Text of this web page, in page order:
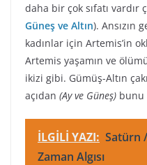
daha bir çok sıfatı vardır
Güneş ve Altın). Ansızın
kadınlar için Artemis’in
Artemis yaşamın ve
ikizi gibi. Gümüş-Altın
açıdan (Ay ve Güneş) bunu
İLGİLİ YAZI: Satürn
Zaman Algısı